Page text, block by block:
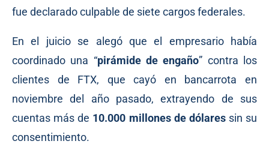
fue declaradoculpable de siete cargos federales.
En el juicio se alegó que el empresario había
coordinado una “pirámide de engaño” contra los
clientes de FTX, que cayó en bancarrota en
noviembre del año pasado, extrayendo de sus
cuentas más de 10.000 millones de dólaressin su
consentimiento.